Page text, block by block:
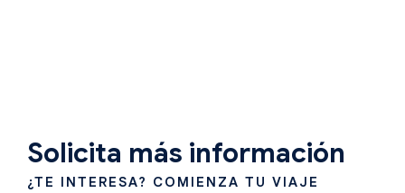
Solicita más información
¿TE INTERESA? COMIENZA TU VIAJE